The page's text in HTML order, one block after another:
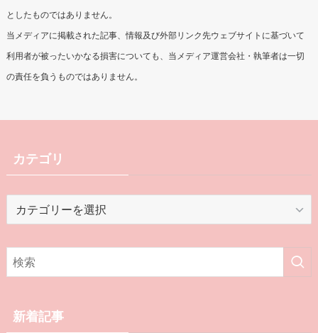
としたものではありません。
当メディアに掲載された記事、情報及び外部リンク先ウェブサイトに基づいて
利用者が被ったいかなる損害についても、当メディア運営会社・執筆者は一切
の責任を負うものではありません。
カテゴリ
リ
新着記事